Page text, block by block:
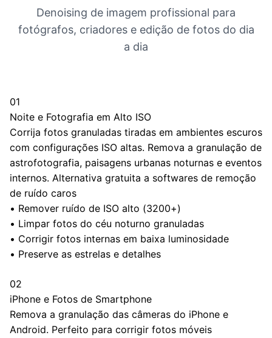
Denoising de imagem profissional para
fotógrafos, criadores e edição de fotos do dia
a dia
01
Noite e Fotografia em Alto ISO
Corrija fotos granuladas tiradas em ambientes escuros
com configurações ISO altas. Remova a granulação de
astrofotografia, paisagens urbanas noturnas e eventos
internos. Alternativa gratuita a softwares de remoção
de ruído caros
• Remover ruído de ISO alto (3200+)
• Limpar fotos do céu noturno granuladas
• Corrigir fotos internas em baixa luminosidade
• Preserve as estrelas e detalhes
02
iPhone e Fotos de Smartphone
Remova a granulação das câmeras do iPhone e
Android. Perfeito para corrigir fotos móveis